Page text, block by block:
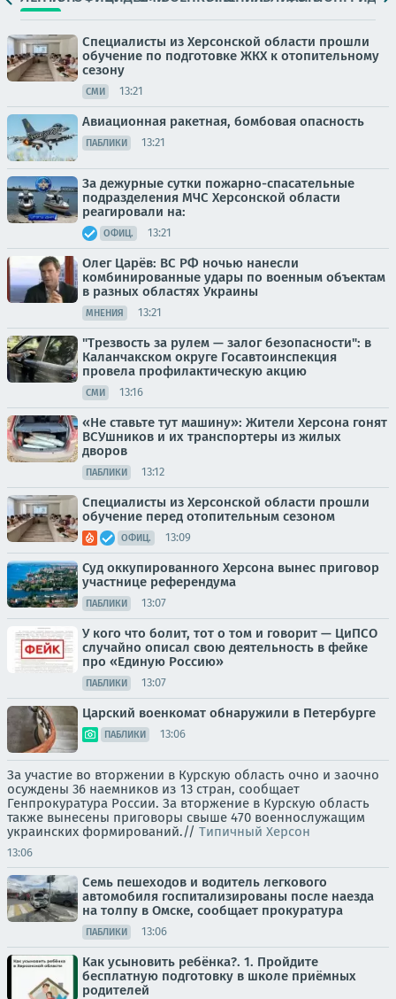
Специалисты из Херсонской области прошли
обучение по подготовке ЖКХ к отопительному
сезону
СМИ 13:21
Авиационная ракетная, бомбовая опасность
ПАБЛИКИ 13:21
За дежурные сутки пожарно-спасательные
подразделения МЧС Херсонской области
реагировали на:
ОФИЦ. 13:21
Олег Царёв: ВС РФ ночью нанесли
комбинированные удары по военным объектам
в разных областях Украины
МНЕНИЯ 13:21
"Трезвость за рулем — залог безопасности": в
Каланчакском округе Госавтоинспекция
провела профилактическую акцию
СМИ 13:16
«Не ставьте тут машину»: Жители Херсона гонят
ВСУшников и их транспортеры из жилых
дворов
ПАБЛИКИ 13:12
Специалисты из Херсонской области прошли
обучение перед отопительным сезоном
ОФИЦ. 13:09
Суд оккупированного Херсона вынес приговор
участнице референдума
ПАБЛИКИ 13:07
У кого что болит, тот о том и говорит — ЦиПСО
случайно описал свою деятельность в фейке
про «Единую Россию»
ПАБЛИКИ 13:07
Царский военкомат обнаружили в Петербурге
ПАБЛИКИ 13:06
За участие во вторжении в Курскую область очно и заочно
осуждены 36 наемников из 13 стран, сообщает
Генпрокуратура России. За вторжение в Курскую область
также вынесены приговоры свыше 470 военнослужащим
украинских формирований.// Типичный Херсон
13:06
Семь пешеходов и водитель легкового
автомобиля госпитализированы после наезда
на толпу в Омске, сообщает прокуратура
ПАБЛИКИ 13:06
Как усыновить ребёнка?. 1. Пройдите
бесплатную подготовку в школе приёмных
родителей